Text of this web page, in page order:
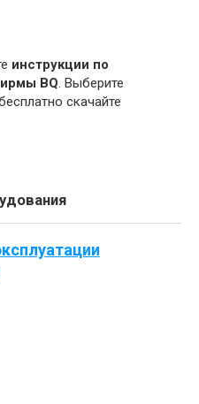
инструкции по
BQ. Выберите
скачайте